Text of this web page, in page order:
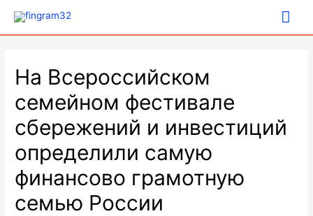
На Всероссийском
семейном фестивале
сбережений и инвестиций
определили самую
финансово грамотную
семью России